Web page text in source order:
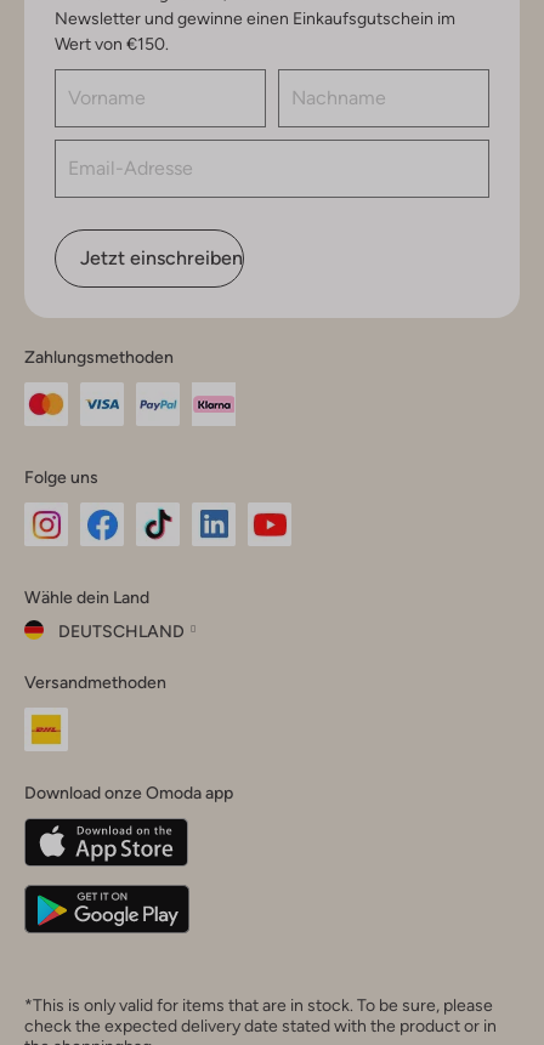
Newsletter und gewinne einen Einkaufsgutschein im
Wert von €150.
Jetzt einschreiben
Zahlungsmethoden
Folge uns
Instagram
Facebook
TikTok
Wähle dein Land
DEUTSCHLAND
dein
Land
Belgique(Français)
Deutschland
Versandmethoden
Download onze Omoda app
*This is only valid for items that are in stock. To be sure, please
check the expected delivery date stated with the product or in